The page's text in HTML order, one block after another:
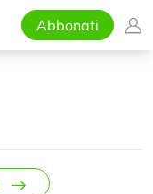
Abbonati